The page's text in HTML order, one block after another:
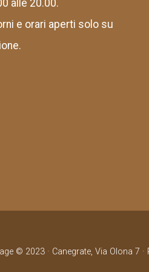
alle 20.00.
e orari aperti solo su
© 2023 · Canegrate, Via Olona 7